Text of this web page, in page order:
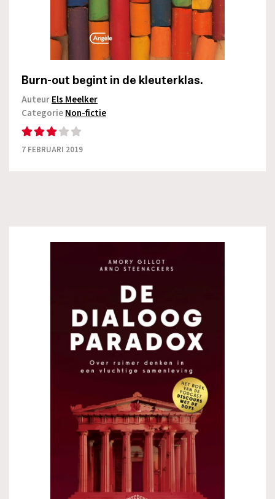
Burn-out begint in de kleuterklas.
AuteurEls Meelker
CategorieNon-fictie
7 FEBRUARI 2019